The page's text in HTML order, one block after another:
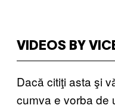
VIDEOS BY
Dacă citiţi asta şi
cumva e vorba de